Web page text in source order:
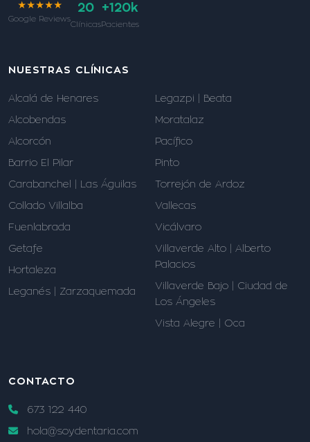
★★★★★
Google Reviews
20
Clínicas
+120k
Pacientes
NUESTRAS CLÍNICAS
Alcalá de Henares
Alcobendas
Alcorcón
Barrio El Pilar
Carabanchel | Las Águilas
Collado Villalba
Fuenlabrada
Getafe
Hortaleza
Leganés | Zarzaquemada
Legazpi | Beata
Moratalaz
Pacífico
Pinto
Torrejón de Ardoz
Vallecas
Vicálvaro
Villaverde Alto | Alberto
Palacios
Villaverde Bajo | Ciudad de
Los Ángeles
Vista Alegre | Oca
CONTACTO
673 122 440
hola@soydentaria.com